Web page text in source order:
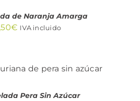
de Naranja Amarga
€ IVA incluido
CARRITO
/
Pera Sin Azúcar